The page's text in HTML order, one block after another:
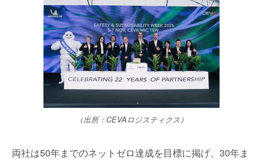
（出所：CEVAロジスティクス）
両社は50年までのネットゼロ達成を目標に掲げ、30年ま